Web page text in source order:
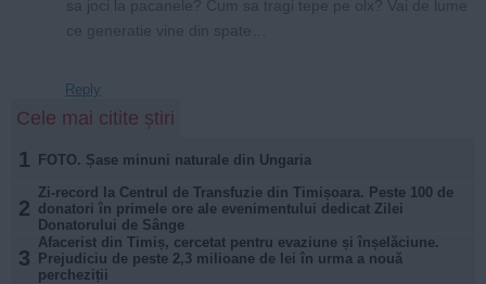
Reply
Cele mai citite știri
1 FOTO. Șase minuni naturale din Ungaria
2
Zi-record la Centrul de Transfuzie din Timișoara. Peste 100 de
donatori în primele ore ale evenimentului dedicat Zilei
Donatorului de Sânge
3
Afacerist din Timiș, cercetat pentru evaziune și înșelăciune.
Prejudiciu de peste 2,3 milioane de lei în urma a nouă
percheziții